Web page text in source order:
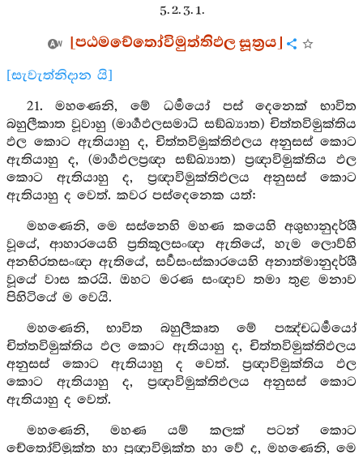
5. 2. 3. 1.
[පඨමචේතෝවිමුත්තිඵල සූත්‍රය]
[සැවැත්නිදාන යි]
21. මහණෙනි, මේ ධර්‍මයෝ පස් දෙනෙක් භාවිත
බහුලීකාත වූවාහු (මාර්‍ගඵලසමාධි සඞ්ඛ්‍යාත) චිත්තවිමුක්තිය
ඵල කොට ඇතියාහු ද, චිත්තවිමුක්තිඵලය අනුසස් කොට
ඇතියාහු ද, (මාර්‍ගඵලප්‍රඥා සඞ්ඛ්‍යාත) ප්‍රඥාවිමුක්තිය ඵල
කොට ඇතියාහු ද, ප්‍රඥාවිමුක්තිඵලය අනුසස් කොට
ඇතියාහු ද වෙත්. කවර පස්දෙනෙක යත්:
මහණෙනි, මෙ සස්නෙහි මහණ කයෙහි අශුභානුදර්ශී
වූයේ, ආහාරයෙහි ප්‍රතිකූලසංඥා ඇතියේ, හැම ලොව්හි
අනභිරතසංඥා ඇතියේ, සර්‍වසංස්කාරයෙහි අනාත්මානුදර්ශී
වූයේ වාස කරයි. ඔහට මරණ සංඥාව තමා තුළ මනාව
පිහිටියේ ම වෙයි.
මහණෙනි, භාවිත බහුලීකෘත මේ පඤ්චධර්‍මයෝ
චිත්තවිමුක්තිය ඵල කොට ඇතියාහු ද, චිත්තවිමුක්තිඵලය
අනුසස් කොට ඇතියාහු ද වෙත්. ප්‍රඥාවිමුක්තිය ඵල
කොට ඇතියාහු ද, ප්‍රඥාවිමුක්තිඵලය අනුසස් කොට
ඇතියාහු ද වෙත්.
මහණෙනි, මහණ යම් කලක් පටන් කොට
චේතෝවිමුක්ත හා ප්‍රඥාවිමුක්ත හා වේ ද, මහණෙනි, මෙ